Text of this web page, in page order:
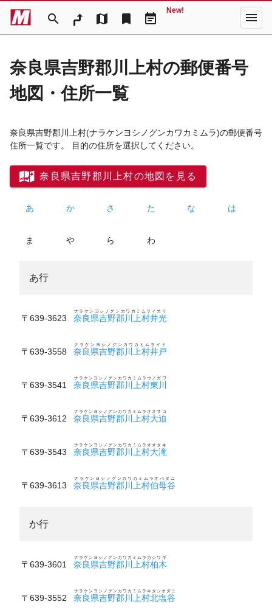
search map bookmark event_note
New! menu
奈良県吉野郡川上村の郵便番号
地図・住所一覧
奈良県吉野郡川上村(ナラケンヨシノグンカワカミムラ)の郵便番号
住所一覧です。 目的の住所を選択してください。
奈良県吉野郡川上村の地図を見る
あ か さ た な は
ま や ら わ
あ行
〒639-3623 奈良県吉野郡川上村井光
ナラケンヨシノグンカワカミムライカリ
〒639-3558 奈良県吉野郡川上村井戸
ナラケンヨシノグンカワカミムライド
〒639-3541 奈良県吉野郡川上村東川
ナラケンヨシノグンカワカミムラウノガワ
〒639-3612 奈良県吉野郡川上村大迫
ナラケンヨシノグンカワカミムラオオサコ
〒639-3543 奈良県吉野郡川上村大滝
ナラケンヨシノグンカワカミムラオオタキ
〒639-3613 奈良県吉野郡川上村伯母谷
ナラケンヨシノグンカワカミムラオバタニ
か行
〒639-3601 奈良県吉野郡川上村柏木
ナラケンヨシノグンカワカミムラカシワギ
〒639-3552 奈良県吉野郡川上村北塩谷
ナラケンヨシノグンカワカミムラキタシオダニ